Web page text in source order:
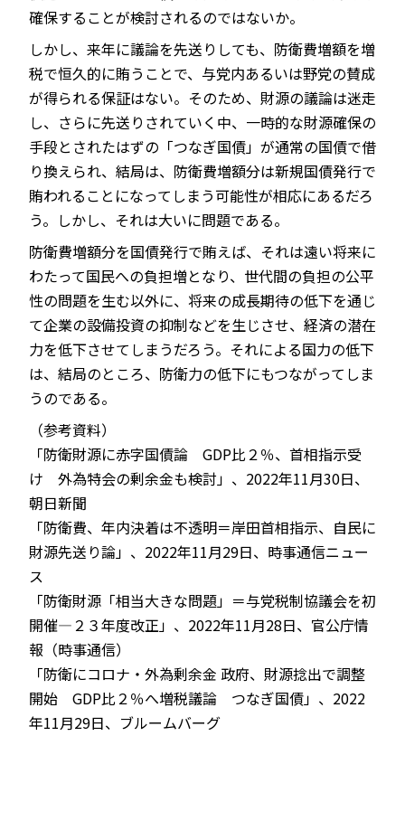
確保することが検討されるのではないか。
しかし、来年に議論を先送りしても、防衛費増額を増
税で恒久的に賄うことで、与党内あるいは野党の賛成
が得られる保証はない。そのため、財源の議論は迷走
し、さらに先送りされていく中、一時的な財源確保の
手段とされたはずの「つなぎ国債」が通常の国債で借
り換えられ、結局は、防衛費増額分は新規国債発行で
賄われることになってしまう可能性が相応にあるだろ
う。しかし、それは大いに問題である。
防衛費増額分を国債発行で賄えば、それは遠い将来に
わたって国民への負担増となり、世代間の負担の公平
性の問題を生む以外に、将来の成長期待の低下を通じ
て企業の設備投資の抑制などを生じさせ、経済の潜在
力を低下させてしまうだろう。それによる国力の低下
は、結局のところ、防衛力の低下にもつながってしま
うのである。
（参考資料）
「防衛財源に赤字国債論 GDP比２％、首相指示受
け 外為特会の剰余金も検討」、2022年11月30日、
朝日新聞
「防衛費、年内決着は不透明＝岸田首相指示、自民に
財源先送り論」、2022年11月29日、時事通信ニュー
ス
「防衛財源「相当大きな問題」＝与党税制協議会を初
開催―２３年度改正」、2022年11月28日、官公庁情
報（時事通信）
「防衛にコロナ・外為剰余金 政府、財源捻出で調整
開始 GDP比２％へ増税議論 つなぎ国債」、2022
年11月29日、ブルームバーグ